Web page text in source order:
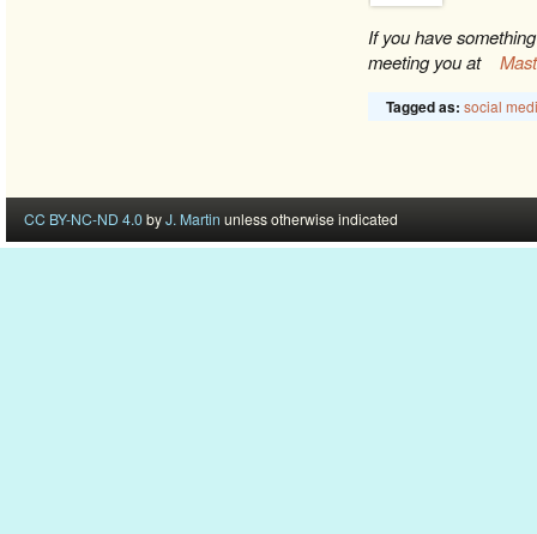
If you have
meeting you at
Tagged as: social
CC BY-NC-ND 4.0byJ. Martin unless otherwise indicated